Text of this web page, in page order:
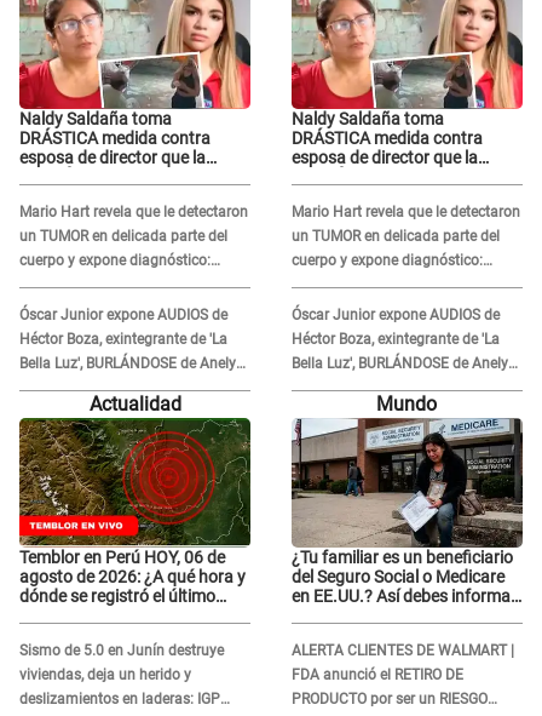
Naldy Saldaña toma
DRÁSTICA medida contra
esposa de director que la
Mario Hart revela que le detectaron
un TUMOR en delicada parte del
cuerpo y expone diagnóstico:
"Dolores muy fuertes..."
Óscar Junior expone AUDIOS de
Héctor Boza, exintegrante de 'La
Bella Luz', BURLÁNDOSE de Anely
Dávila tras acusarlo de maltrato:
"Grábame..."
Naldy Saldaña toma
DRÁSTICA medida contra
esposa de director que la
Mario Hart revela que le detectaron
un TUMOR en delicada parte del
cuerpo y expone diagnóstico:
"Dolores muy fuertes..."
Óscar Junior expone AUDIOS de
Héctor Boza, exintegrante de 'La
Bella Luz', BURLÁNDOSE de Anely
Dávila tras acusarlo de maltrato:
Actualidad
Temblor en Perú HOY, 06 de
agosto de 2026: ¿A qué hora y
dónde se registró el último
Sismo de 5.0 en Junín destruye
viviendas, deja un herido y
deslizamientos en laderas: IGP
Mundo
¿Tu familiar es un beneficiario
del Seguro Social o Medicare
en EE.UU.? Así debes informar
ALERTA CLIENTES DE WALMART |
FDA anunció el RETIRO DE
PRODUCTO por ser un RIESGO